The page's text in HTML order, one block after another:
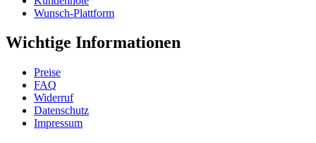
Wunsch-Plattform
Wichtige Informationen
Preise
FAQ
Widerruf
Datenschutz
Impressum